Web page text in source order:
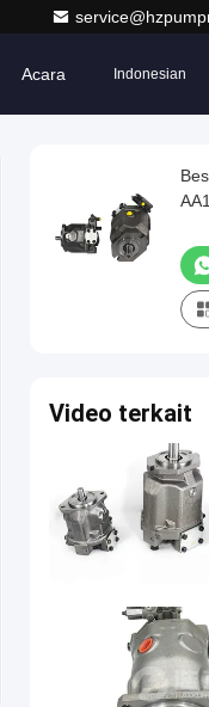
Acara Indonesian
Video terkait